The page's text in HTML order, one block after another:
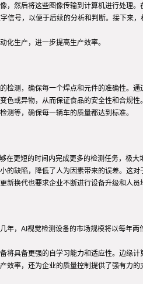
然后将这些图像传输到计算机进行处理
号，以便于后续的分析和判断。接下来
化生产，进一步提高生产效率。
测，确保每一个焊点和元件的准确性。
或异物，从而保证食品的安全性和合规性
等，确保每一辆车的质量都达到标准。
更短的时间内完成更多的检测任务，极大
缺陷，降低了人为因素带来的误差。这对
换代也要求企业不断进行设备升级和人员
，AI视觉检测设备的市场规模将以每年
具备更强的自学习能力和适应性。边缘
率，还为企业的质量控制提供了强有力